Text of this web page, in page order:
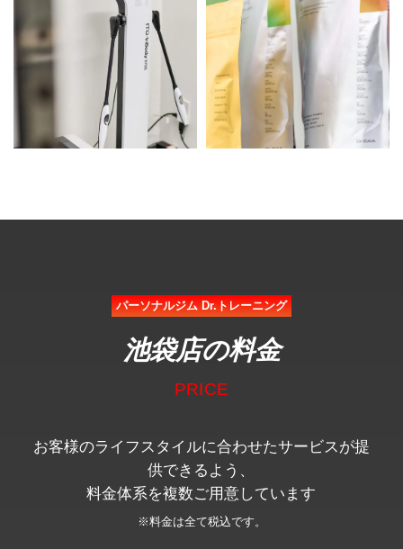
パーソナルジム Dr.トレーニング
池袋店の料金
PRICE
お客様のライフスタイルに合わせたサービスが提
供できるよう、
料金体系を複数ご用意しています
※料金は全て税込です。